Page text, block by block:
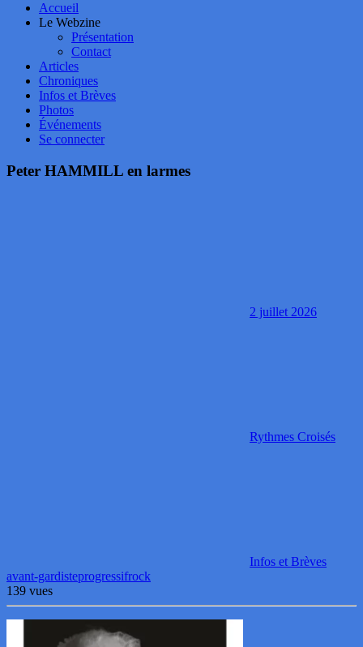
Accueil
Le Webzine
Présentation
Contact
Articles
Chroniques
Infos et Brèves
Photos
Événements
Se connecter
Peter HAMMILL en larmes
2 juillet 2026
Rythmes Croisés
Infos et Brèves
avant-gardisteprogressifrock
139 vues